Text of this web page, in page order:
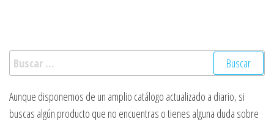
Buscar:
Aunque disponemos de un amplio catálogo actualizado a diario, si
buscas algún producto que no encuentras o tienes alguna duda sobre